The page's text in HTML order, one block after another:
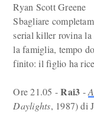
Ryan Scott Greene
Sbagliare
serial killer rovina la
la famiglia, tempo
finito: il figlio ha
Ore 21.05 -Rai3 -
Daylights, 1987) di